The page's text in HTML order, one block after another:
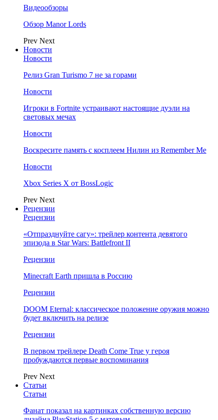
Видеообзоры
Обзор Manor Lords
Prev Next
Новости
Новости
Релиз Gran Turismo 7 не за горами
Новости
Игроки в Fortnite устраивают настоящие дуэли на
световых мечах
Новости
Воскресите память с косплеем Нилин из Remember Me
Новости
Xbox Series X от BossLogic
Prev Next
Рецензии
Рецензии
«Отпразднуйте сагу»: трейлер контента девятого
эпизода в Star Wars: Battlefront II
Рецензии
Minecraft Earth пришла в Россию
Рецензии
DOOM Eternal: классическое положение оружия можно
будет включить на релизе
Рецензии
В первом трейлере Death Come True у героя
пробуждаются первые воспоминания
Prev Next
Статьи
Статьи
Фанат показал на картинках собственную версию